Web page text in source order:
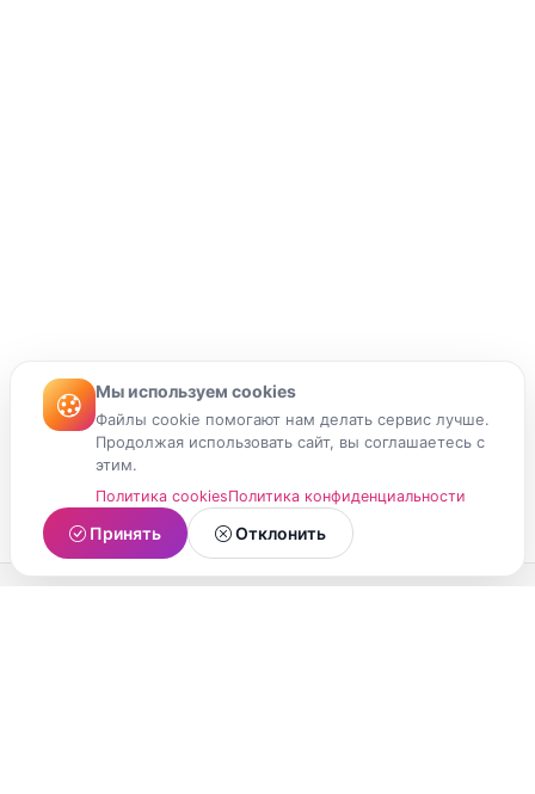
Мы используем cookies
Файлы cookie помогают нам делать сервис лучше.
Продолжая использовать сайт, вы соглашаетесь с
этим.
Политика cookiesПолитика конфиденциальности
Принять Отклонить